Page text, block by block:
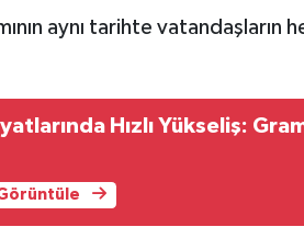
aynı tarihte vatandaşların
Hızlı Yükseliş: